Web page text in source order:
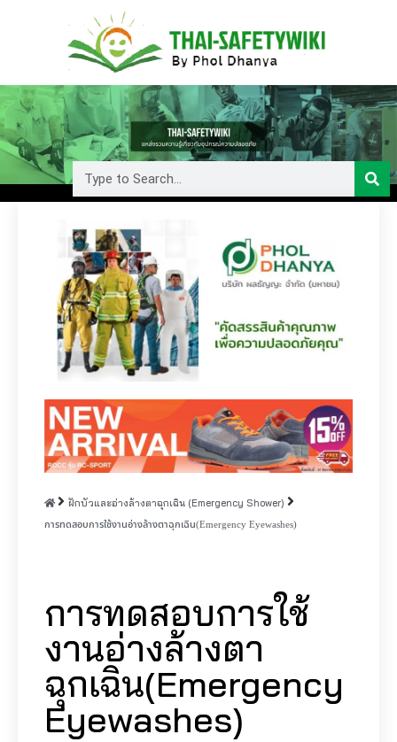
ฝักบัวและอ่างล้างตาฉุกเฉิน (Emergency Shower)
การทดสอบการใช้งานอ่างล้างตาฉุกเฉิน(Emergency Eyewashes)
การทดสอบการใช้
งานอ่างล้างตา
ฉุกเฉิน(Emergency
Eyewashes)